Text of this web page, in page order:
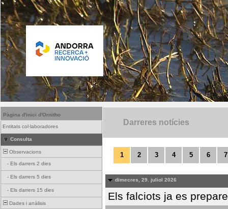
Pàgina d'inici d'Ornitho
Entitats col·laboradores
Consulta
Observacions
- Els darrers 2 dies
- Els darrers 5 dies
- Els darrers 15 dies
Dades i anàlisis
Darreres notícies
1 2 3 4 5 6 7
dimecres, 29. juliol 2026
Els falciots ja es